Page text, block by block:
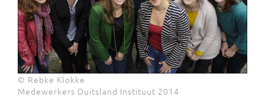
© Rebke Klokke
Medewerkers Duitsland Instituut 2014